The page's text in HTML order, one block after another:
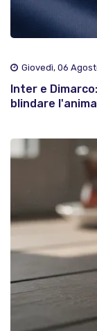
Giovedì, 06
Inter e
blindare